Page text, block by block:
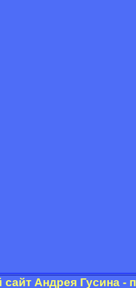
Андрея Гусина -